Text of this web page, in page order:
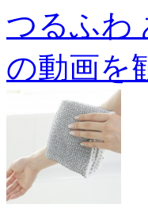
つるふわ
の動画を